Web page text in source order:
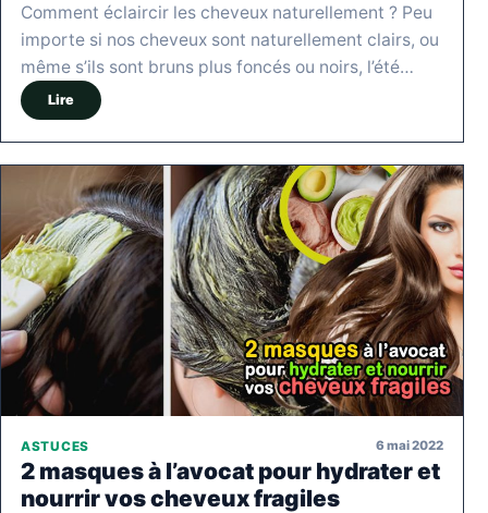
Comment éclaircir les cheveux naturellement ? Peu
importe si nos cheveux sont naturellement clairs, ou
même s’ils sont bruns plus foncés ou noirs, l’été…
Lire
ASTUCES 6 mai 2022
2 masques à l’avocat pour hydrater et
nourrir vos cheveux fragiles